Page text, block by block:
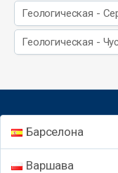
Геологическая -
Геологическая -
Барселона
Варшава